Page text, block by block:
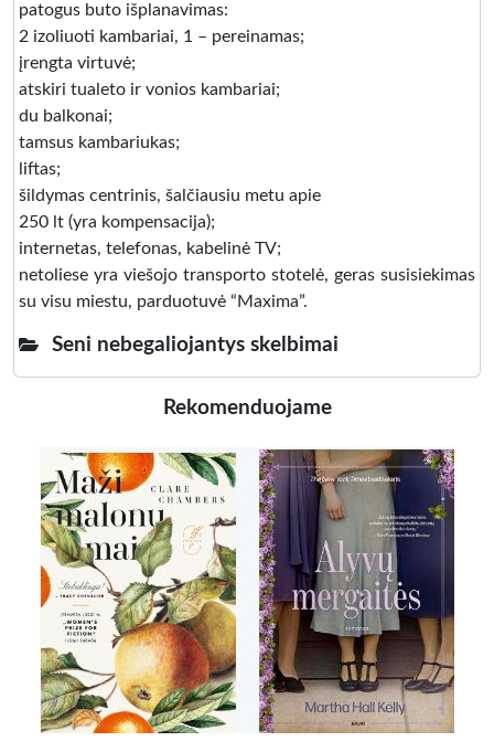
patogus buto išplanavimas:
2 izoliuoti kambariai, 1 – pereinamas;
įrengta virtuvė;
atskiri tualeto ir vonios kambariai;
du balkonai;
tamsus kambariukas;
liftas;
šildymas centrinis, šalčiausiu metu apie
250 lt (yra kompensacija);
internetas, telefonas, kabelinė TV;
netoliese yra viešojo transporto stotelė, geras susisiekimas
su visu miestu, parduotuvė “Maxima”.
Seni nebegaliojantys skelbimai
Rekomenduojame